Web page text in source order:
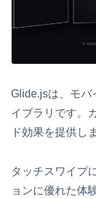
Glide.jsは、モバ
イブラリです。
ド効果を提供し
タッチスワイプ
ョンに優れた体